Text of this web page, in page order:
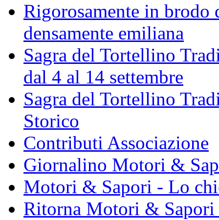
Rigorosamente in brodo
densamente emiliana
Sagra del Tortellino
dal 4 al 14 settembre
Sagra del Tortellino
Storico
Contributi Associazione
Giornalino Motori &
Motori & Sapori - Lo
Ritorna Motori & Sapori